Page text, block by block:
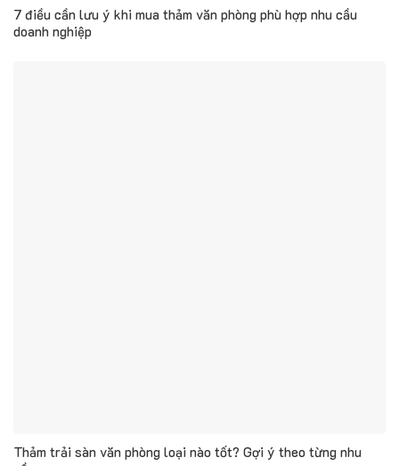
7 điều cần lưu ý khi mua thảm văn phòng phù hợp nhu cầu
doanh nghiệp
Thảm trải sàn văn phòng loại nào tốt? Gợi ý theo từng nhu